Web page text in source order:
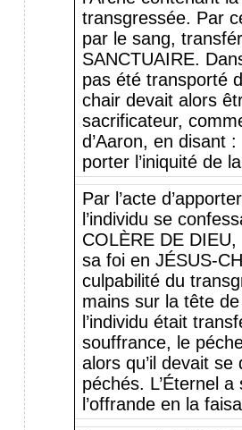
transgressée. Par
par le sang,
SANCTUAIRE.
pas été transporté
chair devait alors
sacrificateur,
d’Aaron, en disant
porter l’iniquité de
Par l’acte
l’individu se
COLÈRE DE
sa foi en JÉSUS-
culpabilité du
mains sur la tête
l’individu était
souffrance, le
alors qu’il devait
péchés. L’Éternel
l’offrande en la